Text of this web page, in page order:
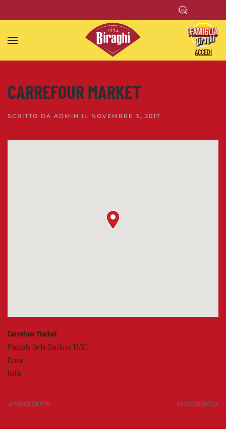
Skip to main content
ACCEDI
CARREFOUR MARKET
SCRITTO DA ADMIN IL NOVEMBRE 3, 2017.
Carrefour Market
Piazzale Della Stazione 18/20
Roma
Italia
PRECEDENTE SUCCESSIVO